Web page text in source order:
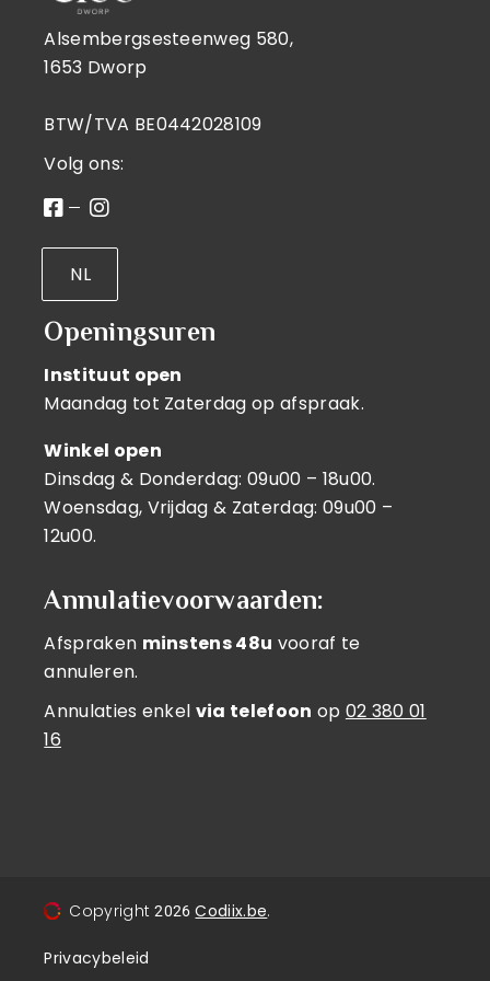
Alsembergsesteenweg 580,
1653 Dworp
BTW/TVA BE0442028109
Volg ons:
NL
Openingsuren
Instituut open
Maandag tot Zaterdag op afspraak.
Winkel open
Dinsdag & Donderdag: 09u00 – 18u00.
Woensdag, Vrijdag & Zaterdag: 09u00 –
12u00.
Annulatievoorwaarden:
Afspraken minstens 48u vooraf te
annuleren.
Annulaties enkel via telefoon op 02 380 01
16
Copyright 2026 Codiix.be.
Privacybeleid